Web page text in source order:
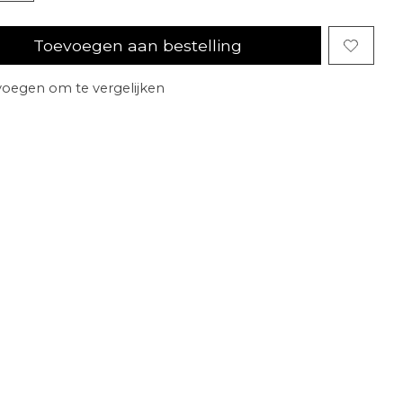
Toevoegen aan bestelling
om te vergelijken